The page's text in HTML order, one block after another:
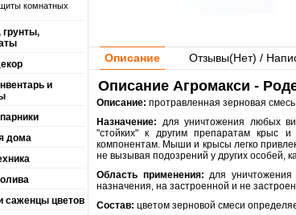
комнатных
грунты,
и
дома
саженцы цветов
Описание Отзывы(Нет) /
Описание Агромакси -
Описание: протравленная зерновая
Назначение: для уничтожения любых
"стойких" к другим препаратам крыс
компонентам. Мыши и крысы легко
не вызывая подозрений у других особей,
Область применения:для
назначения, на застроенной и не
Состав: цветом зерновой смеси